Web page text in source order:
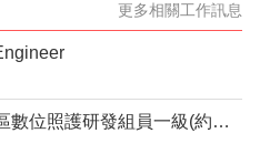
更多相關工作訊息
臺北市立聯合醫院院本部社區數位照護研發組員一級(約用)管理師(系統分析設計)1150632